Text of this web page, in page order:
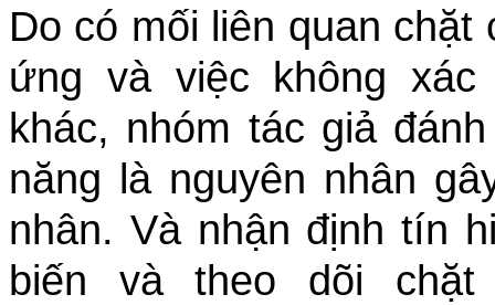
Do có mối liên quan
ứng và việc không
khác, nhóm tác giả
năng là nguyên nhân
nhân. Và nhận định tín
biến và theo dõi